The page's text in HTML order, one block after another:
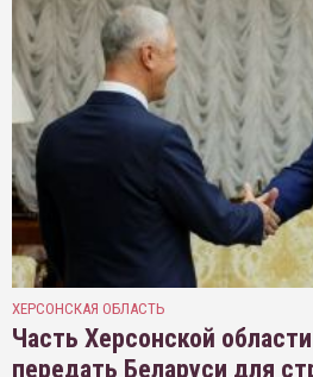
ХЕРСОНСКАЯ ОБЛАСТЬ
Часть Херсонской
передать Беларуси для